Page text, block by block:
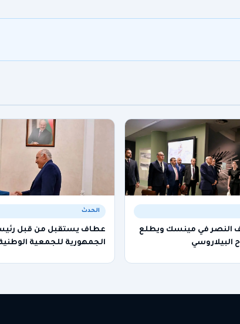
النصر في مينسك ويطلع
البيلاروسي
الحدث
عطاف يستقبل من قبل
الجمهورية للجمعية